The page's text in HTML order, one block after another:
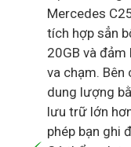
Mercedes
tích hợp sẳn
20GB và
va chạm.
dung lượng
lưu trữ lớn
phép bạn ghi